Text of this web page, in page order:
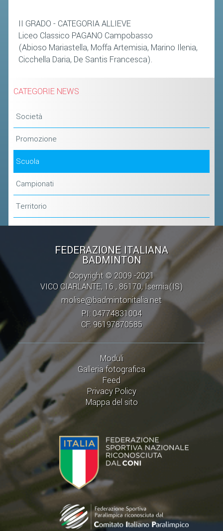
II GRADO - CATEGORIA ALLIEVE
Liceo Classico PAGANO Campobasso
(Abioso Mariastella, Moffa Artemisia, Marino Ilenia,
Cicchella Daria, De Santis Francesca).
CATEGORIE NEWS
Società
Promozione
Scuola
Campionati
Territorio
FEDERAZIONE ITALIANA
BADMINTON
Copyright © 2009 -2021
VICO CIARLANTE, 16 , 86170, Isernia(IS)
molise@badmintonitalia.net
PI: 04774831004
CF: 96197870585
Moduli
Galleria fotografica
Feed
Privacy Policy
Mappa del sito